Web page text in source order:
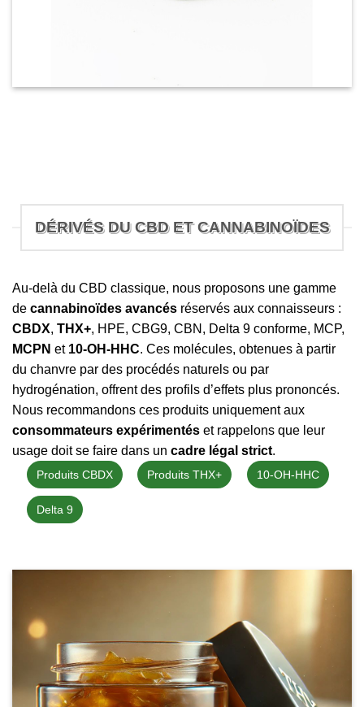
DÉRIVÉS DU CBD ET CANNABINOÏDES
Au-delà du CBD classique, nous proposons une gamme
de cannabinoïdes avancés réservés aux connaisseurs :
CBDX, THX+, HPE, CBG9, CBN, Delta 9 conforme, MCP,
MCPN et 10-OH-HHC. Ces molécules, obtenues à partir
du chanvre par des procédés naturels ou par
hydrogénation, offrent des profils d’effets plus prononcés.
Nous recommandons ces produits uniquement aux
consommateurs expérimentés et rappelons que leur
usage doit se faire dans un cadre légal strict.
Produits CBDX Produits THX+ 10-OH-HHC
Delta 9